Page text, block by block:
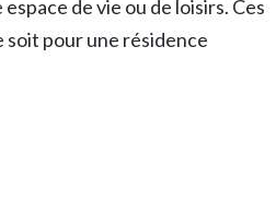
de vie ou de loisirs. Ces
pour une résidence